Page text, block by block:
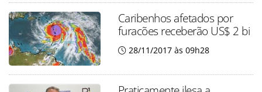
Caribenhos afetados por
furacões receberão US$ 2 bi
28/11/2017 às 09h28